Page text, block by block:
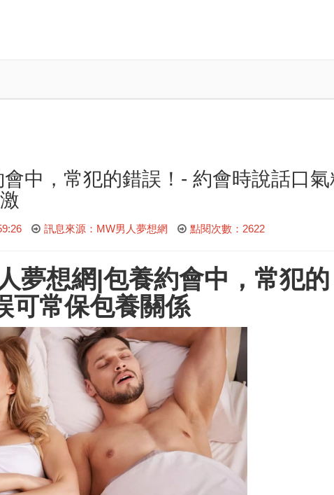
中，常犯的錯誤！- 約會時說話口
訊息來源：MW男人夢想網 點閱次數：2622
夢想網|包養約會中，常犯
可常保包養關係